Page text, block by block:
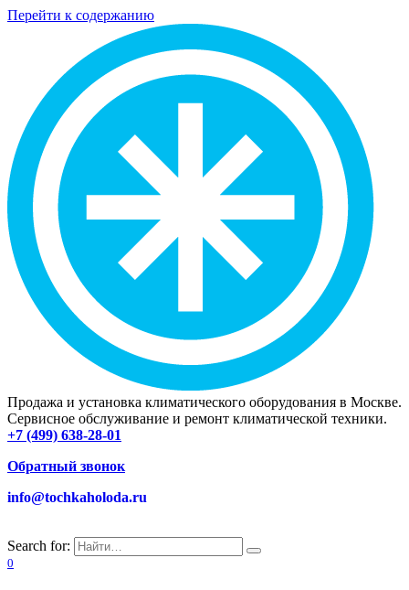
Перейти к содержанию
Продажа и установка климатического оборудования в Москве.
Сервисное обслуживание и ремонт климатической техники.
+7 (499) 638-28-01
Обратный звонок
info@tochkaholoda.ru
Search for:
0